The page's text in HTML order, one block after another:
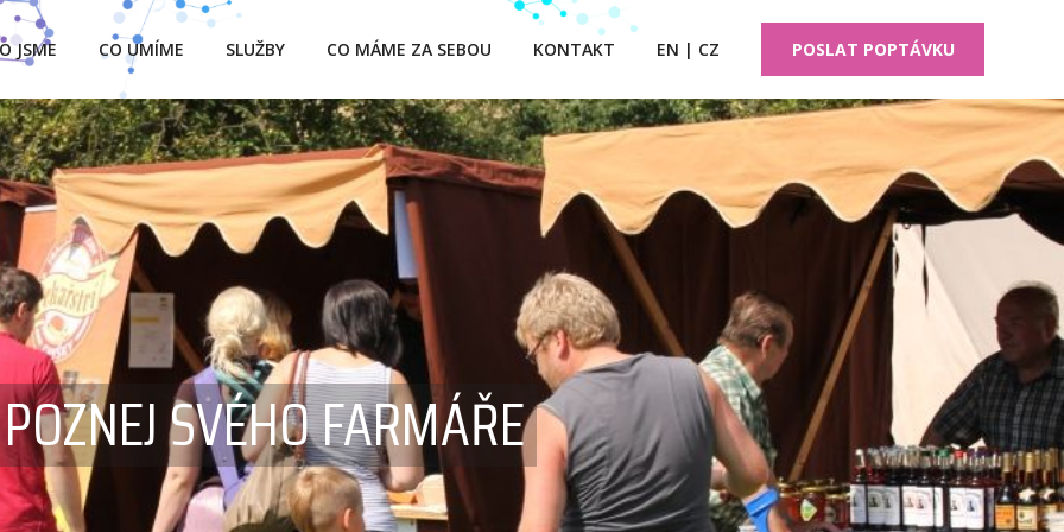
JSME CO UMÍME SLUŽBY CO MÁME ZA SEBOU KONTAKT EN | CZ POSLAT POPTÁVKU
POZNEJ SVÉHO FARMÁŘE